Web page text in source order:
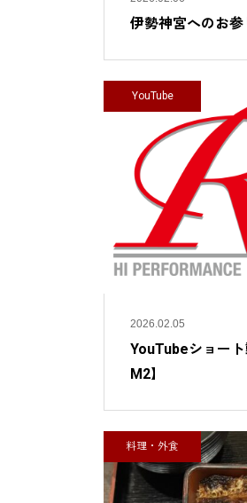
伊勢神宮へのお参
2026.02.05
YouTubeショー
M2】
YouTube
料理・外食